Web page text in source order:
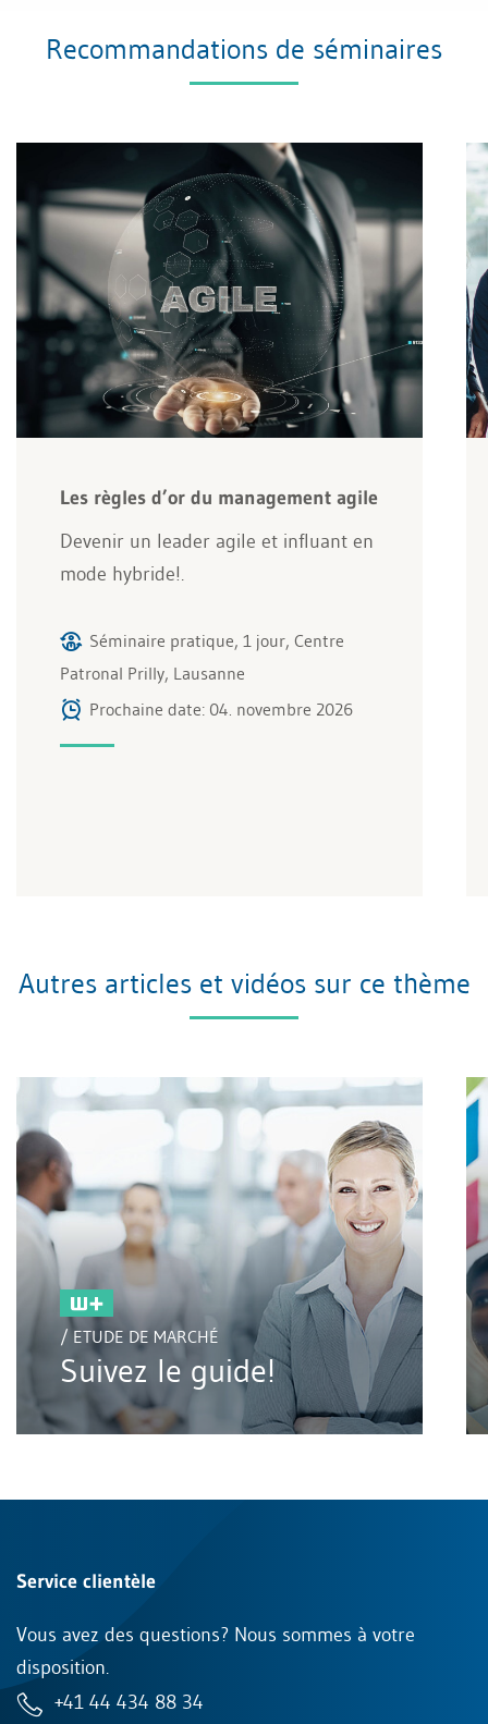
Recommandations de séminaires
Les règles d’or du management agile
Devenir un leader agile et influant en
mode hybride!.
Séminaire pratique, 1 jour, Centre
Patronal Prilly, Lausanne
Prochaine date: 04. novembre 2026
Autres articles et vidéos sur ce thème
/ ETUDE DE MARCHÉ
Suivez le guide!
Service clientèle
Vous avez des questions? Nous sommes à votre
disposition.
+41 44 434 88 34